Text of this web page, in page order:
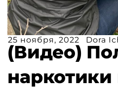
25 ноября, 2022 Dora
(Видео)
наркотики